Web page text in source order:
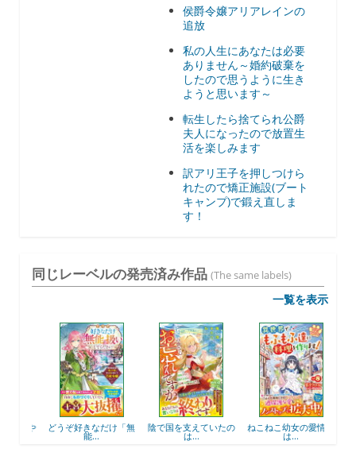
侯爵令嬢アリアレインの
追放
私の人生にあなたは必要
ありません～婚約破棄を
したので思うように生き
ようと思います～
転生したら捨てられ公爵
夫人になったので放置生
活を楽しみます
訳アリ王子を押しつけら
れたので矯正施設(ブート
キャンプ)で鍛え直しま
す！
同じレーベルの発売済み作品 (The same labels)
一覧を表示
どうぞ好きなだけ「無
能...
陰で国を支えていたの
は...
ねこねこ幼女の愛情ご
は...